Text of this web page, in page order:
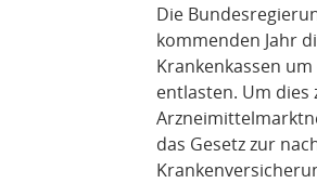
Die
kommenden Jahr
Krankenkassen
entlasten. Um dies
das Gesetz zur